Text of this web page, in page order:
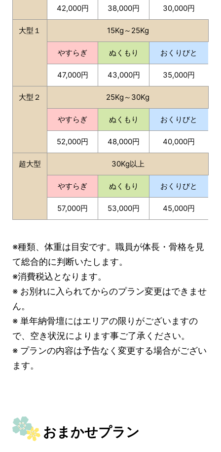
42,000円 38,000円 30,000円
大型１ 15Kg～25Kg
やすらぎ ぬくもり おくりびと
47,000円 43,000円 35,000円
大型２ 25Kg～30Kg
やすらぎ ぬくもり おくりびと
52,000円 48,000円 40,000円
超大型 30Kg以上
やすらぎ ぬくもり おくりびと
57,000円 53,000円 45,000円
※種類、体重は目安です。職員が体長・骨格を見
て総合的に判断いたします。
※消費税込となります。
※ お別れに入られてからのプラン変更はできませ
ん。
※ 単年納骨壇にはエリアの限りがございますの
で、空き状況によります事ご了承ください。
※ プランの内容は予告なく変更する場合がござい
ます。
おまかせプラン